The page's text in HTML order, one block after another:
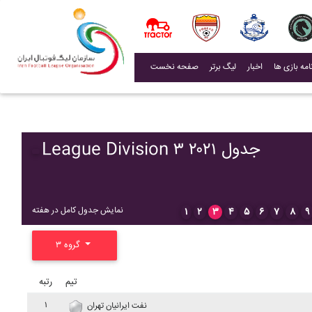
صفحه نخست لیگ برتر اخبار(current)
League Division ۳ ۲۰۲۱ جدول
نمایش جدول کامل در هفته ۱ ۲ ۳ ۴ ۵ ۶ ۷ ۸ ۹
رتبه تیم
۱ نفت ايرانيان تهران